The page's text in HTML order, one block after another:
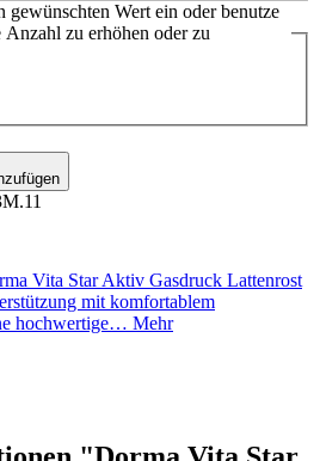
Wert ein oder benutze
zu erhöhen oder zu
Vita Star Aktiv Gasdruck Lattenrost
mit komfortablem
hochwertige… Mehr